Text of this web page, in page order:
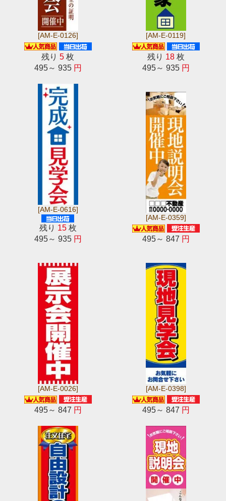
[AM-E-0126]
残り5 枚
495～ 935 円
[AM-E-0119]
残り 18枚
495～ 935 円
[AM-E-0616]
残り 15枚
495～ 935 円
[AM-E-0359]
495～ 847 円
[AM-E-0026]
495～ 847 円
[AM-E-0398]
495～ 847 円